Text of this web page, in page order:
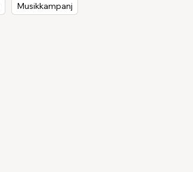
Musikkampanj